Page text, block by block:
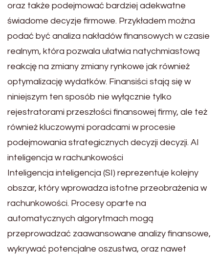
oraz także podejmować bardziej adekwatne
świadome decyzje firmowe. Przykładem można
podać być analiza nakładów finansowych w czasie
realnym, która pozwala ułatwia natychmiastową
reakcję na zmiany zmiany rynkowe jak również
optymalizację wydatków. Finansiści stają się w
niniejszym ten sposób nie wyłącznie tylko
rejestratorami przeszłości finansowej firmy, ale też
również kluczowymi poradcami w procesie
podejmowania strategicznych decyzji decyzji. AI
inteligencja w rachunkowości
Inteligencja inteligencja (SI) reprezentuje kolejny
obszar, który wprowadza istotne przeobrażenia w
rachunkowości. Procesy oparte na
automatycznych algorytmach mogą
przeprowadzać zaawansowane analizy finansowe,
wykrywać potencjalne oszustwa, oraz nawet